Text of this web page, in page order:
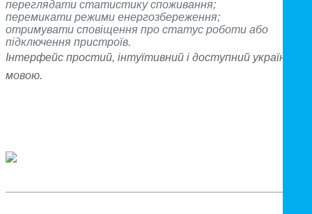
переглядати статистику споживання;
перемикати режими енергозбереження;
отримувати сповіщення про статус роботи або
підключення пристроїв.
Інтерфейс простий, інтуїтивний і доступний
мовою.